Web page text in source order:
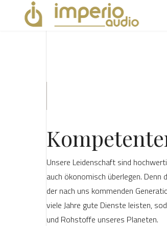
Unsere Leidenschaft sind
auch ökonomisch überlegen.
der nach uns kommenden
viele Jahre gute Dienste leisten,
und Rohstoffe unseres Planeten.